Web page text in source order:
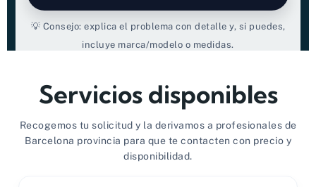
💡 Consejo: explica el problema con detalle y, si puedes,
incluye marca/modelo o medidas.
Servicios disponibles
Recogemos tu solicitud y la derivamos a profesionales de
Barcelona provincia para que te contacten con precio y
disponibilidad.